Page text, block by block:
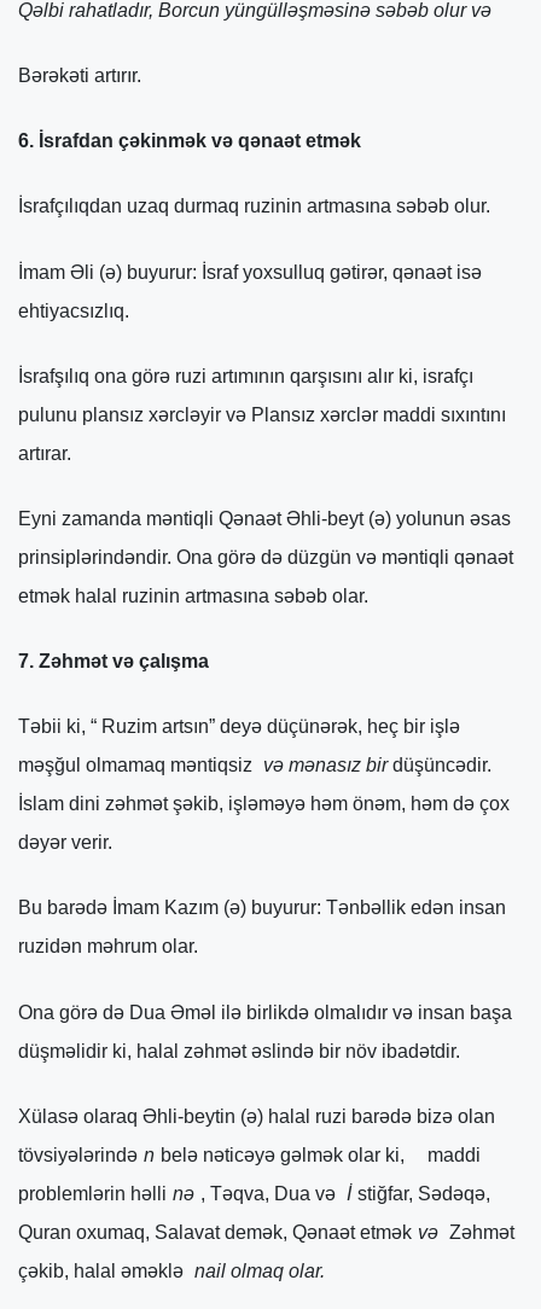
Qəlbi rahatladır, Borcun yüngülləşməsinə səbəb olur və
Bərəkəti artırır.
6. İsrafdan çəkinmək və qənaət etmək
İsrafçılıqdan uzaq durmaq ruzinin artmasına səbəb olur.
İmam Əli (ə) buyurur: İsraf yoxsulluq gətirər, qənaət isə
ehtiyacsızlıq.
İsrafşılıq ona görə ruzi artımının qarşısını alır ki, israfçı
pulunu plansız xərcləyir və Plansız xərclər maddi sıxıntını
artırar.
Eyni zamanda məntiqli Qənaət Əhli-beyt (ə) yolunun əsas
prinsiplərindəndir. Ona görə də düzgün və məntiqli qənaət
etmək halal ruzinin artmasına səbəb olar.
7. Zəhmət və çalışma
Təbii ki, “ Ruzim artsın” deyə düçünərək, heç bir işlə
məşğul olmamaq məntiqsiz
və mənasız birdüşüncədir.
İslam dini zəhmət şəkib, işləməyə həm önəm, həm də çox
dəyər verir.
Bu barədə İmam Kazım (ə) buyurur: Tənbəllik edən insan
ruzidən məhrum olar.
Ona görə də Dua Əməl ilə birlikdə olmalıdır və insan başa
düşməlidir ki, halal zəhmət əslində bir növ ibadətdir.
Xülasə olaraq Əhli-beytin (ə) halal ruzi barədə bizə olan
tövsiyələrində n belə nəticəyə gəlmək olar ki,
maddi
problemlərin həlli nə , Təqva, Dua və İ stiğfar, Sədəqə,
Quran oxumaq, Salavat demək, Qənaət etmək və Zəhmət
çəkib, halal əməklə nail olmaq olar.